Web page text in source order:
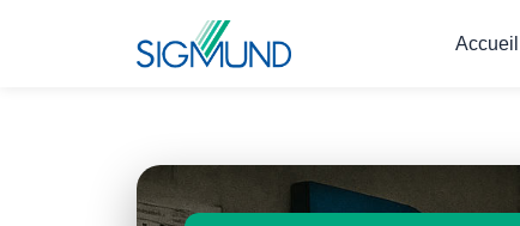
Accueil